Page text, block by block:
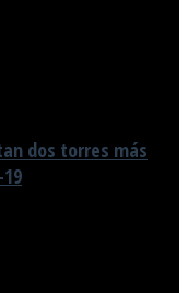
dos torres más